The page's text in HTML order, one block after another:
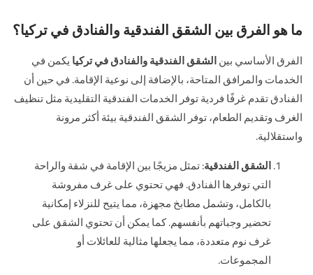
ما هو الفرق بين الشقق الفندقية والفنادق في تركيا؟
الفرق الأساسي بينالشقق الفندقية والفنادق في تركيايكمن في
الخدمات والمرافق المتاحة، بالإضافة إلى نوعية الإقامة. في حين أن
الفنادق تقدم غرفًا فردية توفر الخدمات الفندقية التقليدية مثل تنظيف
الغرف وتقديم الطعام، توفر الشقق الفندقية بيئة أكثر مرونة
واستقلالية.
الشقق الفندقية: تمثل مزيجًا بين الإقامة في شقة والراحة
التي توفرها الفنادق. فهي تحتوي على غرف مفروشة
بالكامل، وتشمل مطابخ مجهزة، مما يتيح للنزلاء إمكانية
تحضير وجباتهم بأنفسهم. كما يمكن أن تحتوي الشقق على
غرف نوم متعددة، مما يجعلها مثالية للعائلات أو
المجموعات.